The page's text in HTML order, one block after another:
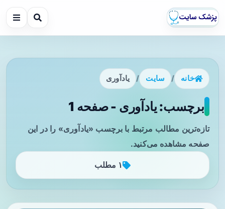
خانه / سایت / یادآوری
برچسب: یادآوری - صفحه 1
تازه‌ترین مطالب مرتبط با برچسب «یادآوری» را در این
صفحه مشاهده می‌کنید.
۱ مطلب